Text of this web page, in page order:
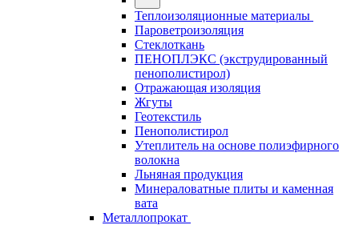
Теплоизоляционные материалы
Пароветроизоляция
Стеклоткань
ПЕНОПЛЭКС (экструдированный
пенополистирол)
Отражающая изоляция
Жгуты
Геотекстиль
Пенополистирол
Утеплитель на основе полиэфирного
волокна
Льняная продукция
Минераловатные плиты и каменная
вата
Металлопрокат